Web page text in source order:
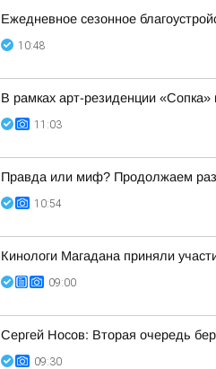
Ежедневное сезонное
10:48
В рамках арт-резиденции
11:03
Правда или миф? Продолжаем
10:54
Кинологи Магадана приняли
09:00
Сергей Носов: Вторая очередь
09:30